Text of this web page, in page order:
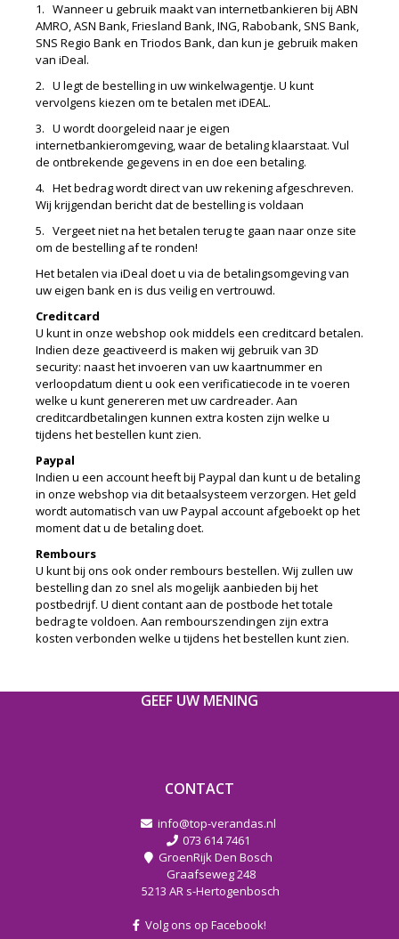
1. Wanneer u gebruik maakt van internetbankieren bij ABN
AMRO, ASN Bank, Friesland Bank, ING, Rabobank, SNS Bank,
SNS Regio Bank en Triodos Bank, dan kun je gebruik maken
van iDeal.
2. U legt de bestelling in uw winkelwagentje. U kunt
vervolgens kiezen om te betalen met iDEAL.
3. U wordt doorgeleid naar je eigen
internetbankieromgeving, waar de betaling klaarstaat. Vul
de ontbrekende gegevens in en doe een betaling.
4. Het bedrag wordt direct van uw rekening afgeschreven.
Wij krijgendan bericht dat de bestelling is voldaan
5. Vergeet niet na het betalen terug te gaan naar onze site
om de bestelling af te ronden!
Het betalen via iDeal doet u via de betalingsomgeving van
uw eigen bank en is dus veilig en vertrouwd.
Creditcard
U kunt in onze webshop ook middels een creditcard betalen.
Indien deze geactiveerd is maken wij gebruik van 3D
security: naast het invoeren van uw kaartnummer en
verloopdatum dient u ook een verificatiecode in te voeren
welke u kunt genereren met uw cardreader. Aan
creditcardbetalingen kunnen extra kosten zijn welke u
tijdens het bestellen kunt zien.
Paypal
Indien u een account heeft bij Paypal dan kunt u de betaling
in onze webshop via dit betaalsysteem verzorgen. Het geld
wordt automatisch van uw Paypal account afgeboekt op het
moment dat u de betaling doet.
Rembours
U kunt bij ons ook onder rembours bestellen. Wij zullen uw
bestelling dan zo snel als mogelijk aanbieden bij het
postbedrijf. U dient contant aan de postbode het totale
bedrag te voldoen. Aan rembourszendingen zijn extra
kosten verbonden welke u tijdens het bestellen kunt zien.
GEEF UW MENING
CONTACT
info@top-verandas.nl
073 614 7461
GroenRijk Den Bosch
Graafseweg 248
5213 AR s-Hertogenbosch
Volg ons op Facebook!